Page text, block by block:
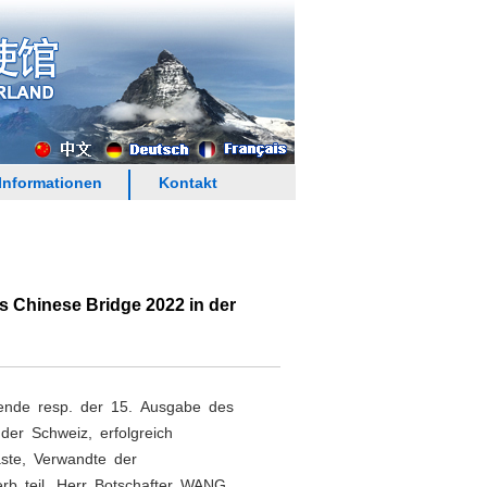
Kontakt
Chinese Bridge 2022 in der
resp. der 15. Ausgabe des
Schweiz, erfolgreich
Verwandte der